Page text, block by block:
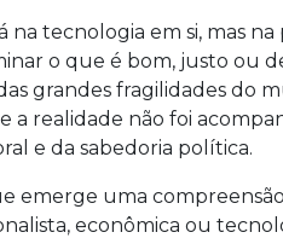
na tecnologia em si, mas
o que é bom, justo ou
grandes fragilidades do
a realidade não foi
e da sabedoria política.
emerge uma
econômica ou